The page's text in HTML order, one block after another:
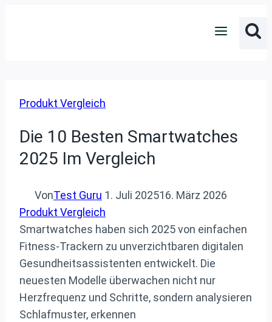
Produkt Vergleich
Die 10 Besten Smartwatches
2025 Im Vergleich
VonTest Guru 1. Juli 202516. März 2026
Produkt Vergleich
Smartwatches haben sich 2025 von einfachen
Fitness-Trackern zu unverzichtbaren digitalen
Gesundheitsassistenten entwickelt. Die
neuesten Modelle überwachen nicht nur
Herzfrequenz und Schritte, sondern analysieren
Schlafmuster, erkennen